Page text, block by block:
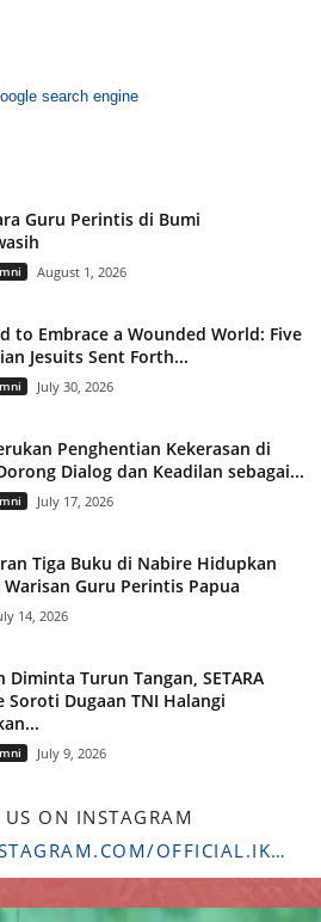
Guru Perintis di Bumi
August 1, 2026
to Embrace a Wounded World: Five
Jesuits Sent Forth...
July 30, 2026
Penghentian Kekerasan di
Dialog dan Keadilan sebagai...
July 17, 2026
Tiga Buku di Nabire Hidupkan
Warisan Guru Perintis Papua
14, 2026
Diminta Turun Tangan, SETARA
Dugaan TNI Halangi
July 9, 2026
ON INSTAGRAM
@HTTPS://WWW.INSTAGRAM.COM/OFFICIAL.IKADSTFDRIYARKARA/